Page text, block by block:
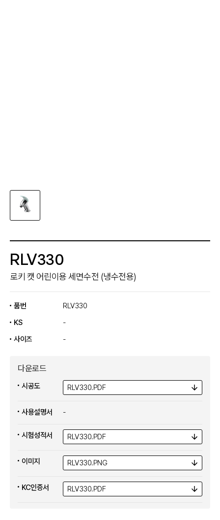
RLV330
로키 캣 어린이용 세면수전 (냉수전용)
품번
RLV330
KS
-
사이즈
-
다운로드
시공도 RLV330.PDF
사용설명서 -
시험성적서 RLV330.PDF
이미지 RLV330.PNG
KC인증서 RLV330.PDF